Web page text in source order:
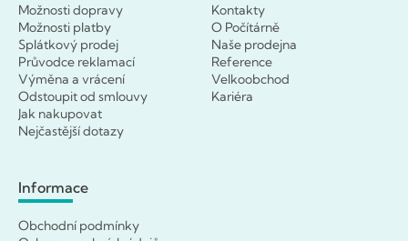
Možnosti dopravy
Možnosti platby
Splátkový prodej
Průvodce reklamací
Výměna a vrácení
Odstoupit od smlouvy
Jak nakupovat
Nejčastější dotazy
Kontakty
O Počítárně
Naše prodejna
Reference
Velkoobchod
Kariéra
Informace
Obchodní podmínky